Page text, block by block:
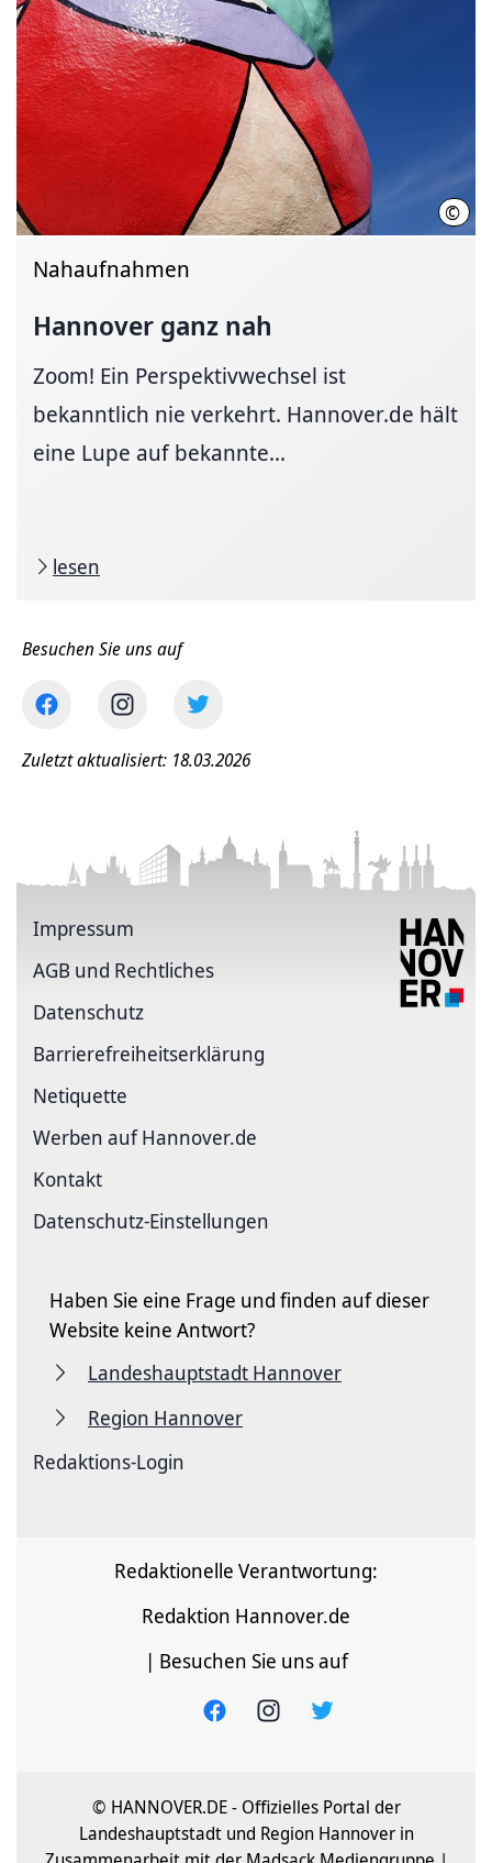
©
Nahaufnahmen
Hannover ganz nah
Zoom! Ein Perspektivwechsel ist
bekanntlich nie verkehrt. Hannover.de hält
eine Lupe auf bekannte...
lesen
Besuchen Sie uns auf
Zuletzt aktualisiert: 18.03.2026
Impressum
AGB und Rechtliches
Datenschutz
Barriere­freiheits­erklärung
Netiquette
Werben auf Hannover.de
Kontakt
Datenschutz-Einstellungen
Haben Sie eine Frage und finden auf dieser
Website keine Antwort?
Landeshauptstadt Hannover
Region Hannover
Redaktions-Login
Redaktionelle Verantwortung:
Redaktion Hannover.de
| Besuchen Sie uns auf
© HANNOVER.DE - Offizielles Portal der
Landeshauptstadt und Region Hannover in